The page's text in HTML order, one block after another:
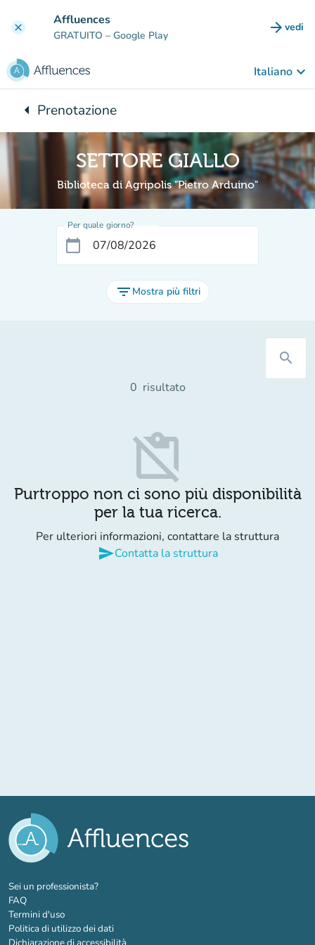
clear Affluences
GRATUITO – Google Play arrow_forward vedi
Italiano keyboard_arrow_down
arrow_leftTorna a:
Prenotazione
SETTORE GIALLO
Biblioteca di Agripolis "Pietro Arduino"
Per quale giorno?
calendar_today
filter_list Mostra più filtri
search
0 risultato
content_paste_off
Purtroppo non ci sono più disponibilità
per la tua ricerca.
Per ulteriori informazioni, contattare la struttura
sendContatta la struttura
Sei un professionista?(nuova scheda)
FAQ
Termini d'uso
Politica di utilizzo dei dati